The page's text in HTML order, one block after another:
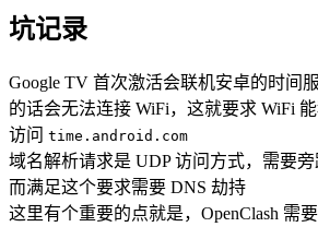
坑记录
Google TV 首次激活会联机安卓的时间
的话会无法连接 WiFi，这就要求 WiFi
访问 time.android.com
域名解析请求是 UDP 访问方式，需要
而满足这个要求需要 DNS 劫持
这里有个重要的点就是，OpenClash 需